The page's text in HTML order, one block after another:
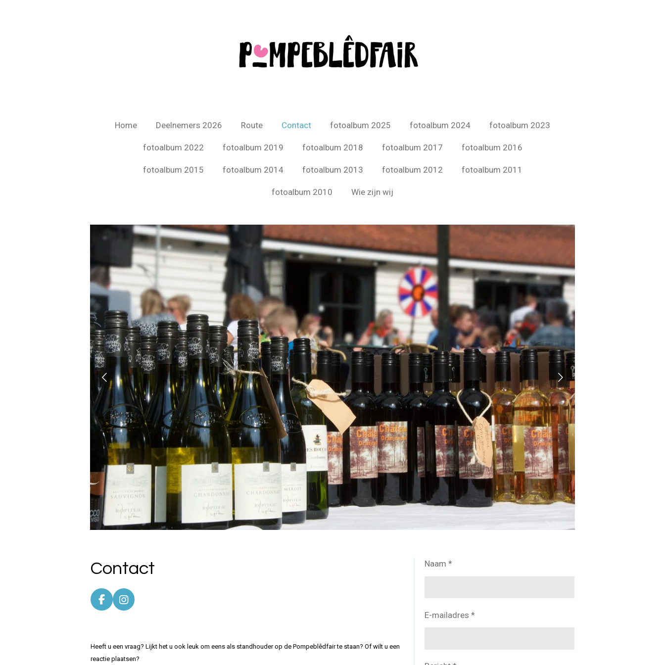
Home Deelnemers 2026 Route Contact fotoalbum 2025 fotoalbum 2024 fotoalbum 2023
fotoalbum 2022 fotoalbum 2019 fotoalbum 2018 fotoalbum 2017 fotoalbum 2016
fotoalbum 2015 fotoalbum 2014 fotoalbum 2013 fotoalbum 2012 fotoalbum 2011
fotoalbum 2010 Wie zijn wij
Contact
F
a
b
o
I
n
a
r
Heeft u een vraag? Lijkt het u ook leuk om eens als standhouder op de Pompeblêdfair te staan? Of wilt u een
reactie plaatsen?
Naam *
E-mailadres *